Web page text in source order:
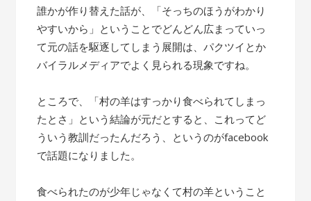
誰かが作り替えた話が、「そっちのほうがわかり
やすいから」ということでどんどん広まっていっ
て元の話を駆逐してしまう展開は、パクツイとか
バイラルメディアでよく見られる現象ですね。
ところで、「村の羊はすっかり食べられてしまっ
たとさ」という結論が元だとすると、これってど
ういう教訓だったんだろう、というのがfacebook
で話題になりました。
食べられたのが少年じゃなくて村の羊ということ